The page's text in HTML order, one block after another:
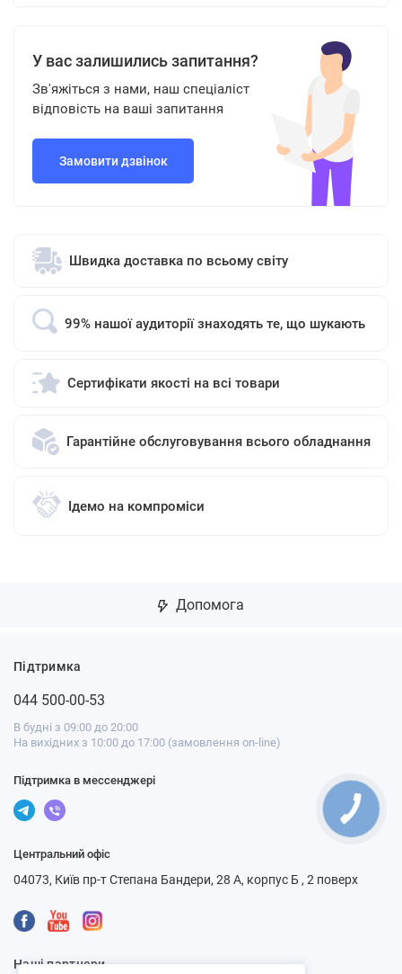
У вас залишились запитання?
Зв'яжіться з нами, наш спеціаліст
відповість на ваші запитання
Замовити дзвінок
Швидка доставка по всьому світу
99% нашої аудиторії знаходять те, що шукають
Сертифікати якості на всі товари
Гарантійне обслуговування всього обладнання
Ідемо на компроміси
Допомога
Підтримка
044 500-00-53
В будні з 09:00 до 20:00
На вихідних з 10:00 до 17:00 (замовлення on-line)
Підтримка в мессенджері
Центральний офіс
04073, Київ пр-т Степана Бандери, 28 А, корпус Б , 2 поверх
Наші партнери